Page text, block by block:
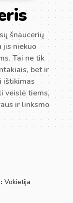
šnaucerių
jis niekuo
Tai ne tik
bet ir
ištikimas
veislė tiems,
ir linksmo
Vokietija